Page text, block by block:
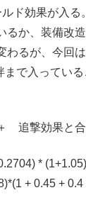
ド効果が入る
るか、装備改
わるが、今回
まで入ってい
追撃効果と合
*
+ 0.45 +